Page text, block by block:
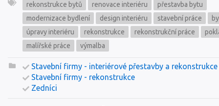
rekonstrukce bytů renovace interiéru
přestavba bytu
modernizace bydlení
design interiéru stavební práce
úpravy interiéru
rekonstrukce rekonstrukční práce
malířské práce
výmalba
Stavební firmy - interiérové přestavby a rekonstrukce
Stavební firmy - rekonstrukce
Zedníci